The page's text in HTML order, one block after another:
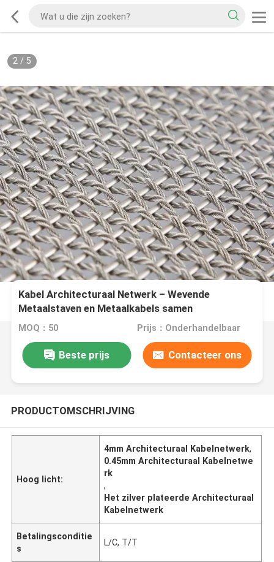
2/ 5
Kabel Architecturaal Netwerk – Wevende
Metaalstaven en Metaalkabels samen
MOQ：50 Prijs：Onderhandelbaar
Beste prijs Contacteer ons
PRODUCTOMSCHRIJVING
Hoog licht:
4mm Architecturaal Kabelnetwerk,
0.45mm Architecturaal Kabelnetwe
rk
,
Het zilver plateerde Architecturaal
Kabelnetwerk
Betalingsconditie
s
L/C, T/T